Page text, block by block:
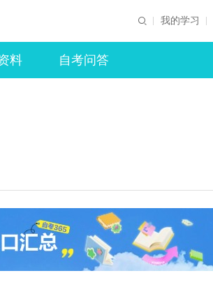
我的学习
料 自考问答